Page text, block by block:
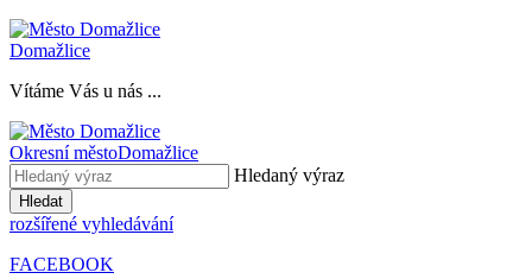
Domažlice
Vítáme Vás u nás ...
Okresní městoDomažlice
Hledaný výraz
Hledat
rozšířené vyhledávání
FACEBOOK